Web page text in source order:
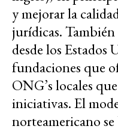
y mejorar la
jurídicas.
desde los Estados
fundaciones que
ONG’s locales
iniciativas. El
norteamericano